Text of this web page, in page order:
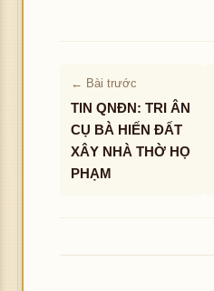
← Bài trước
TIN QNĐN: TRI ÂN
CỤ BÀ HIẾN ĐẤT
XÂY NHÀ THỜ HỌ
PHẠM